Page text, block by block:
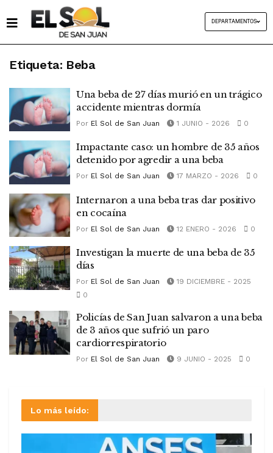
DEPARTAMENTOS
Etiqueta: Beba
Una beba de 27 días murió en un trágico
accidente mientras dormía
Por El Sol de San Juan 1 JUNIO - 2026 0
Impactante caso: un hombre de 35 años
detenido por agredir a una beba
Por El Sol de San Juan 17 MARZO - 2026 0
Internaron a una beba tras dar positivo
en cocaína
Por El Sol de San Juan 12 ENERO - 2026 0
Investigan la muerte de una beba de 35
días
Por El Sol de San Juan
19 DICIEMBRE - 2025
0
Policías de San Juan salvaron a una beba
de 3 años que sufrió un paro
cardiorrespiratorio
Por El Sol de San Juan 9 JUNIO - 2025 0
Lo más leído: